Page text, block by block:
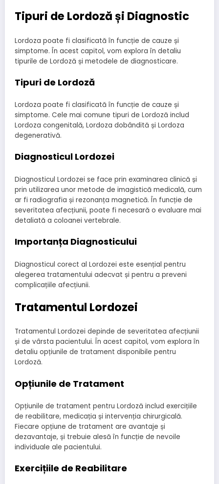
Tipuri de Lordoză și Diagnostic
Lordoza poate fi clasificată în funcție de cauze și
simptome. În acest capitol, vom explora în detaliu
tipurile de Lordoză și metodele de diagnosticare.
Tipuri de Lordoză
Lordoza poate fi clasificată în funcție de cauze și
simptome. Cele mai comune tipuri de Lordoză includ
Lordoza congenitală, Lordoza dobândită și Lordoza
degenerativă.
Diagnosticul Lordozei
Diagnosticul Lordozei se face prin examinarea clinică și
prin utilizarea unor metode de imagistică medicală, cum
ar fi radiografia și rezonanța magnetică. În funcție de
severitatea afecțiunii, poate fi necesară o evaluare mai
detaliată a coloanei vertebrale.
Importanța Diagnosticului
Diagnosticul corect al Lordozei este esențial pentru
alegerea tratamentului adecvat și pentru a preveni
complicațiile afecțiunii.
Tratamentul Lordozei
Tratamentul Lordozei depinde de severitatea afecțiunii
și de vârsta pacientului. În acest capitol, vom explora în
detaliu opțiunile de tratament disponibile pentru
Lordoză.
Opțiunile de Tratament
Opțiunile de tratament pentru Lordoză includ exercițiile
de reabilitare, medicația și intervenția chirurgicală.
Fiecare opțiune de tratament are avantaje și
dezavantaje, și trebuie alesă în funcție de nevoile
individuale ale pacientului.
Exercițiile de Reabilitare